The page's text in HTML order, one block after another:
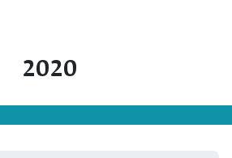
2020